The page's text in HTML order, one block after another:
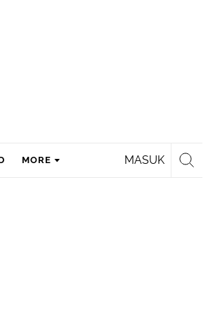
MASUK
MORE